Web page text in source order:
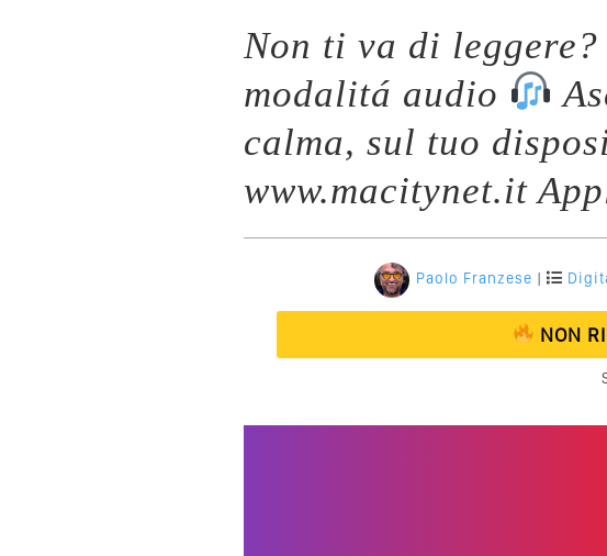
Non ti va di
modalitá audio
calma, sul tuo
www.macitynet.it
Paolo Franzese |
NON